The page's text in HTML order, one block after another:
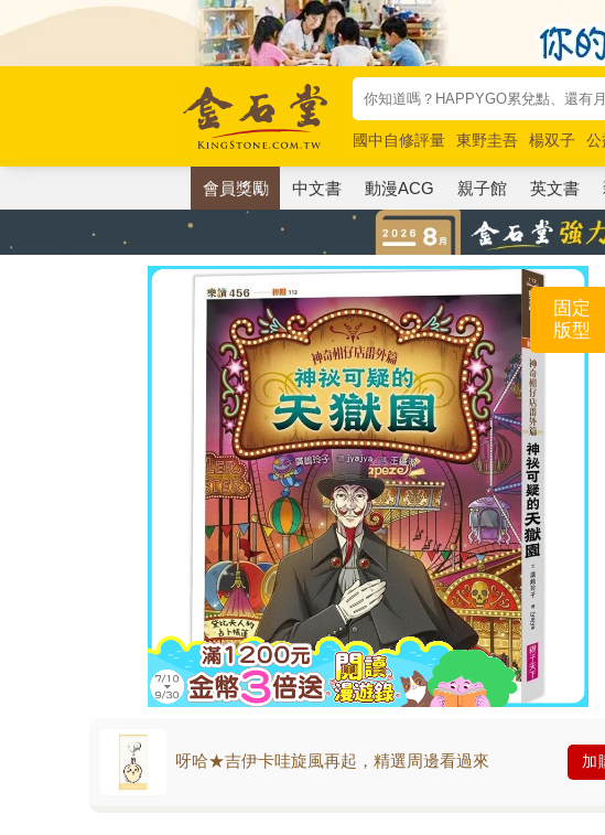
國中自修評量 東野圭吾 楊双子 公
唯紅花綻放
奧德賽 路邊攤新作 馬
會員獎勵 中文書 動漫ACG 親子館 英文書
固定
版型
呀哈★吉伊卡哇旋風再起，精選周邊看過來 加